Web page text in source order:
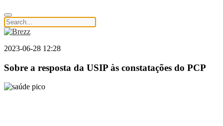
2023-06-28 12:28
Sobre a resposta da USIP às constatações do PCP